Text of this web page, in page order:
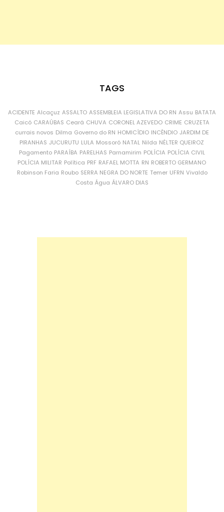
TAGS
ACIDENTE Alcaçuz ASSALTO ASSEMBLEIA LEGISLATIVA DO RN Assu BATATA
Caicó CARAÚBAS Ceará CHUVA CORONEL AZEVEDO CRIME CRUZETA
currais novos Dilma Governo do RN HOMICÍDIO INCÊNDIO JARDIM DE
PIRANHAS JUCURUTU LULA Mossoró NATAL Nilda NÉLTER QUEIROZ
Pagamento PARAÍBA PARELHAS Parnamirim POLÍCIA POLÍCIA CIVIL
POLÍCIA MILITAR Política PRF RAFAEL MOTTA RN ROBERTO GERMANO
Robinson Faria Roubo SERRA NEGRA DO NORTE Temer UFRN Vivaldo
Costa Água ÁLVARO DIAS